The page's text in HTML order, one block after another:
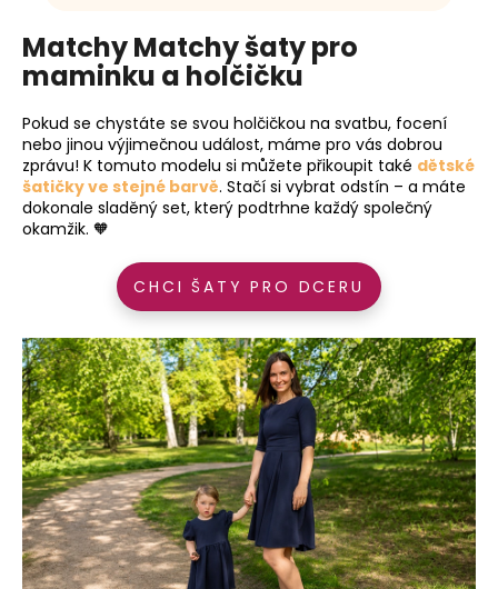
Matchy Matchy šaty pro
maminku a holčičku
Pokud se chystáte se svou holčičkou na svatbu, focení
nebo jinou výjimečnou událost, máme pro vás dobrou
zprávu! K tomuto modelu si můžete přikoupit také dětské
šatičky ve stejné barvě. Stačí si vybrat odstín – a máte
dokonale sladěný set, který podtrhne každý společný
okamžik. 🧡
CHCI ŠATY PRO DCERU